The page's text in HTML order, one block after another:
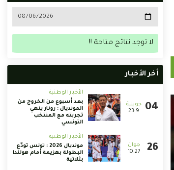
لا توجد نتائج متاحة !!
أخر الأخبار
23:9
الأخبار الوطنية
بعد أسبوع من الخروج من
المونديال : رونار ينهي
تجربته مع المنتخب
التونسي
10:27
الأخبار الوطنية
مونديال 2026 : تونس تودّع
البطولة بهزيمة أمام هولندا
بثلاثية